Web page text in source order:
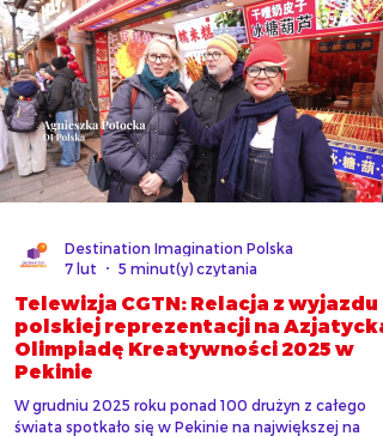
Telewizja CGTN: Relacja z wyjazdu
polskiej reprezentacji na Azjatycką
Olimpiadę Kreatywności 2025 w
Pekinie
W grudniu 2025 roku ponad 100 drużyn z całego
świata spotkało się w Pekinie na największej na
Destination Imagination Polska
7 lut
5 minut(y) czytania